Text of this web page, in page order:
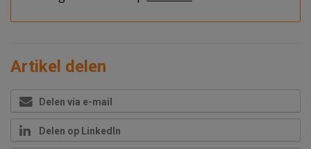
Artikel delen
Delen via e-mail
Delen op LinkedIn